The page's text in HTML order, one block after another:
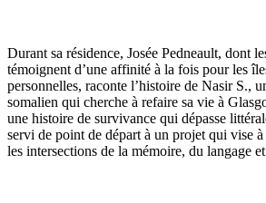
Durant sa résidence, Josée Pedneault, dont
témoignent d’une affinité à la fois pour les
personnelles, raconte l’histoire de Nasir S.,
somalien qui cherche à refaire sa vie à
une histoire de survivance qui dépasse
servi de point de départ à un projet qui vise
les intersections de la mémoire, du langage